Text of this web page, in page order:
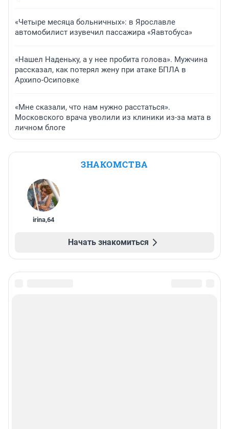
«Четыре месяца больничных»: в Ярославле
автомобилист изувечил пассажира «Яавтобуса»
«Нашел Наденьку, а у нее пробита голова». Мужчина
рассказал, как потерял жену при атаке БПЛА в
Архипо-Осиповке
«Мне сказали, что нам нужно расстаться».
Московского врача уволили из клиники из-за мата в
личном блоге
ЗНАКОМСТВА
irina,64
Начать знакомиться